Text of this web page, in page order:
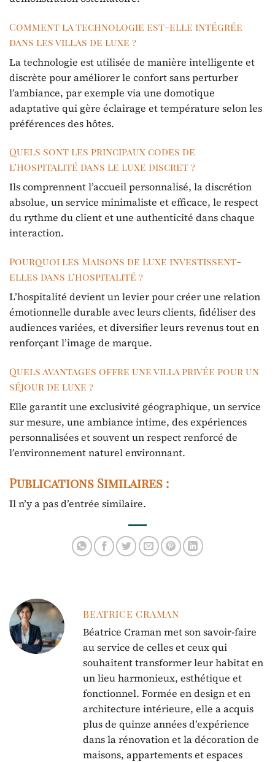
Comment la technologie est-elle intégrée
dans les villas de luxe ?
La technologie est utilisée de manière intelligente et
discrète pour améliorer le confort sans perturber
l’ambiance, par exemple via une domotique
adaptative qui gère éclairage et température selon les
préférences des hôtes.
Quels sont les principaux codes de
l’hospitalité dans le luxe discret ?
Ils comprennent l’accueil personnalisé, la discrétion
absolue, un service minimaliste et efficace, le respect
du rythme du client et une authenticité dans chaque
interaction.
Pourquoi les Maisons de Luxe investissent-
elles dans l’hospitalité ?
L’hospitalité devient un levier pour créer une relation
émotionnelle durable avec leurs clients, fidéliser des
audiences variées, et diversifier leurs revenus tout en
renforçant l’image de marque.
Quels avantages offre une villa privée pour un
séjour de luxe ?
Elle garantit une exclusivité géographique, un service
sur mesure, une ambiance intime, des expériences
personnalisées et souvent un respect renforcé de
l’environnement naturel environnant.
Publications Similaires :
Il n’y a pas d’entrée similaire.
BEATRICE CRAMAN
Béatrice Craman met son savoir-faire
au service de celles et ceux qui
souhaitent transformer leur habitat en
un lieu harmonieux, esthétique et
fonctionnel. Formée en design et en
architecture intérieure, elle a acquis
plus de quinze années d’expérience
dans la rénovation et la décoration de
maisons, appartements et espaces